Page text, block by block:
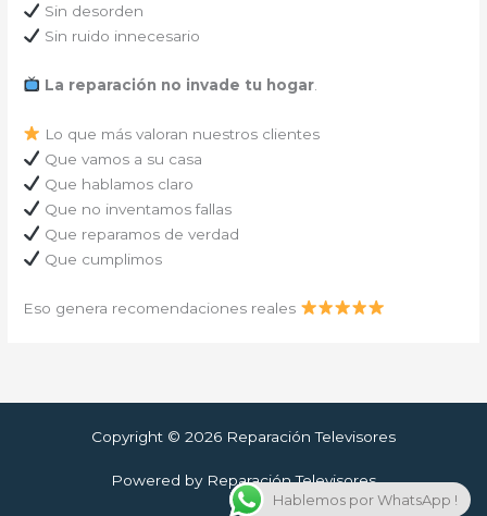
Sin desorden
Sin ruido innecesario
La reparación no invade tu hogar.
Lo que más valoran nuestros clientes
Que vamos a su casa
Que hablamos claro
Que no inventamos fallas
Que reparamos de verdad
Que cumplimos
Eso genera recomendaciones reales
Copyright © 2026 Reparación Televisores
Powered by Reparación Televisores
Hablemos por WhatsApp !